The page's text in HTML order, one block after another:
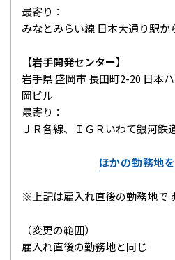
最寄り：
みなとみらい線 日本大通り駅か
【岩手開発センター】
岩手県 盛岡市 長田町2-20 日本
岡ビル
最寄り：
ＪＲ各線、ＩＧＲいわて銀河鉄
ほかの勤務地
※上記は雇入れ直後の勤務地です
（変更の範囲）
雇入れ直後の勤務地と同じ